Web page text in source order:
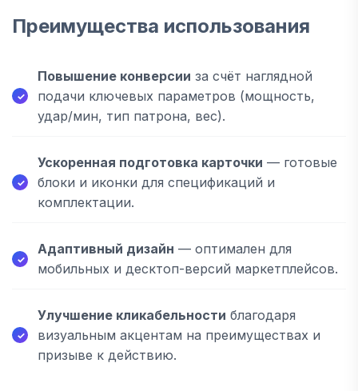
Преимущества использования
Повышение конверсии за счёт наглядной
подачи ключевых параметров (мощность,
удар/мин, тип патрона, вес).
Ускоренная подготовка карточки — готовые
блоки и иконки для спецификаций и
комплектации.
Адаптивный дизайн — оптимален для
мобильных и десктоп-версий маркетплейсов.
Улучшение кликабельности благодаря
визуальным акцентам на преимуществах и
призыве к действию.